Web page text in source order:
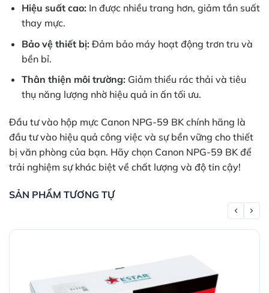
Hiệu suất cao:In được nhiều trang hơn, giảm tần suất
thay mực.
Bảo vệ thiết bị:Đảm bảo máy hoạt động trơn tru và
bền bỉ.
Thân thiện môi trường:Giảm thiểu rác thải và tiêu
thụ năng lượng nhờ hiệu quả in ấn tối ưu.
Đầu tư vào hộp mực Canon NPG-59 BK chính hãng là
đầu tư vào hiệu quả công việc và sự bền vững cho thiết
bị văn phòng của bạn. Hãy chọn Canon NPG-59 BK để
trải nghiệm sự khác biệt về chất lượng và độ tin cậy!
SẢN PHẨM TƯƠNG TỰ